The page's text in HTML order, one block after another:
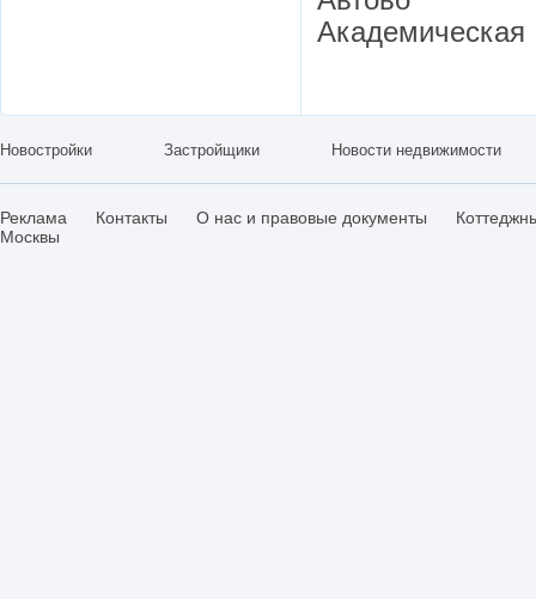
Академическая
Новостройки Застройщики Новости недвижимости
Реклама Контакты О нас и правовые документы
Москвы